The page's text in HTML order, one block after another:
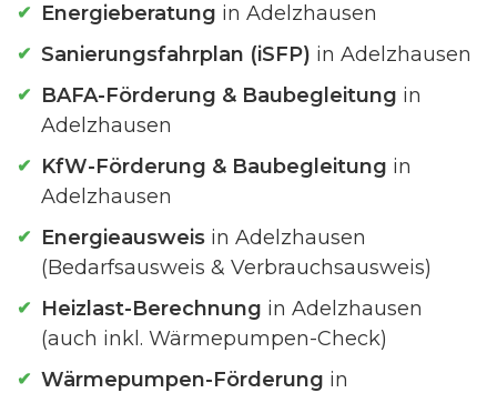
Energieberatung in Adelzhausen
Sanierungsfahrplan (iSFP) in Adelzhausen
BAFA-Förderung & Baubegleitung in
Adelzhausen
KfW-Förderung & Baubegleitung in
Adelzhausen
Energieausweis in Adelzhausen
(Bedarfsausweis & Verbrauchsausweis)
Heizlast-Berechnung in Adelzhausen
(auch inkl. Wärmepumpen-Check)
Wärmepumpen-Förderung in